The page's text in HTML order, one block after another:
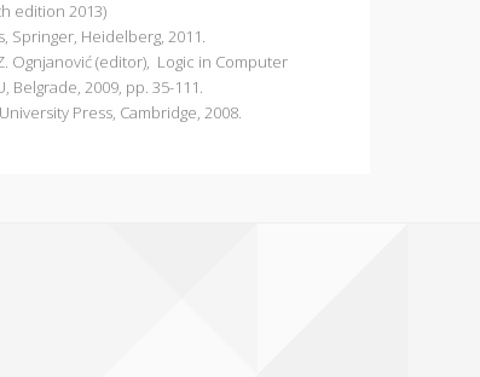
edition 2013)
Springer, Heidelberg, 2011.
Ognjanović (editor), Logic in Computer
Belgrade, 2009, pp. 35-111.
Press, Cambridge, 2008.